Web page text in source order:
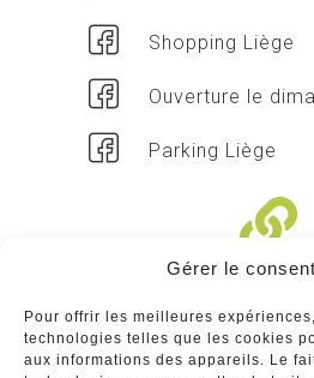
Gérer le
Pour offrir les meilleures
technologies telles que les cookies
aux informations des appareils. Le
Shopping Liège
Ouverture le
Parking Liège